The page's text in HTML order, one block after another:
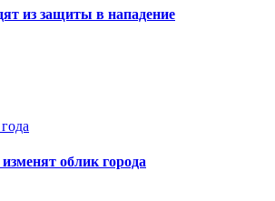
из защиты в нападение
облик города